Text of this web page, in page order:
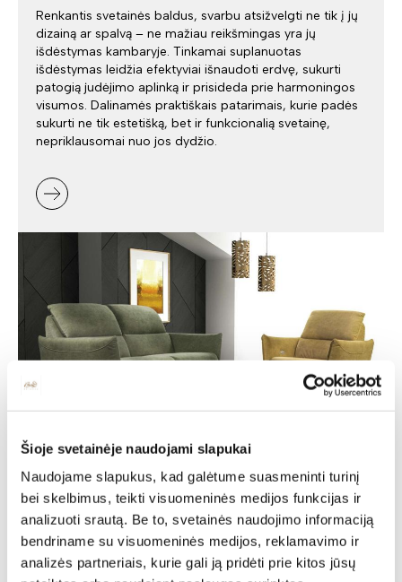
Šioje svetainėje naudojami slapukai
Naudojame slapukus, kad galėtume suasmeninti turinį
bei skelbimus, teikti visuomeninės medijos funkcijas ir
analizuoti srautą. Be to, svetainės naudojimo informaciją
bendriname su visuomeninės medijos, reklamavimo ir
analizės partneriais, kurie gali ją pridėti prie kitos jūsų
Renkantis svetainės baldus, svarbu atsižvelgti ne tik į jų
dizainą ar spalvą – ne mažiau reikšmingas yra jų
išdėstymas kambaryje. Tinkamai suplanuotas
išdėstymas leidžia efektyviai išnaudoti erdvę, sukurti
patogią judėjimo aplinką ir prisideda prie harmoningos
visumos. Dalinamės praktiškais patarimais, kurie padės
sukurti ne tik estetišką, bet ir funkcionalią svetainę,
nepriklausomai nuo jos dydžio.
Minkšti baldai -
jaukumas ir stilius jūsų
namuose
Minkšti baldai yra vienas svarbiausių interjero elementų,